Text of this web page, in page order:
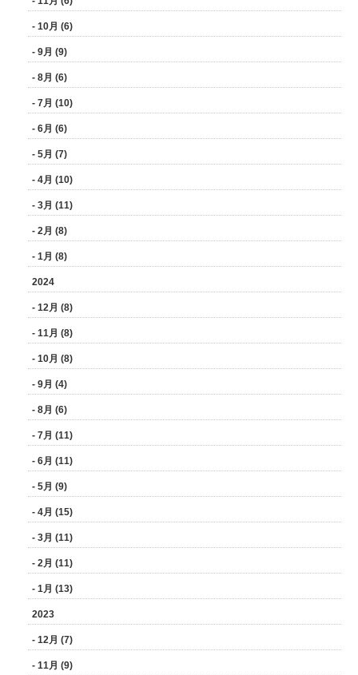
- 10月 (6)
- 9月 (9)
- 8月 (6)
- 7月 (10)
- 6月 (6)
- 5月 (7)
- 4月 (10)
- 3月 (11)
- 2月 (8)
- 1月 (8)
2024
- 12月 (8)
- 11月 (8)
- 10月 (8)
- 9月 (4)
- 8月 (6)
- 7月 (11)
- 6月 (11)
- 5月 (9)
- 4月 (15)
- 3月 (11)
- 2月 (11)
- 1月 (13)
2023
- 12月 (7)
- 11月 (9)